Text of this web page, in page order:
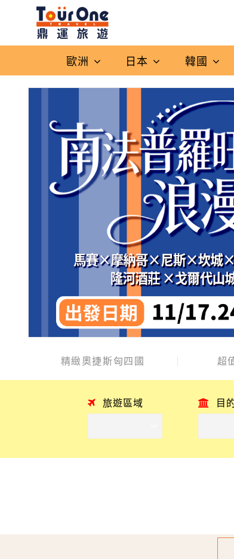
歐洲 日本 韓國
精緻奧捷斯匈四國 超
旅遊區域 目